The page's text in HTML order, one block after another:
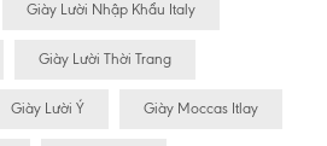
Giày Lười Nhập Khẩu Italy
Giày Lười Thời Trang
Giày Lười Ý Giày Moccas Itlay